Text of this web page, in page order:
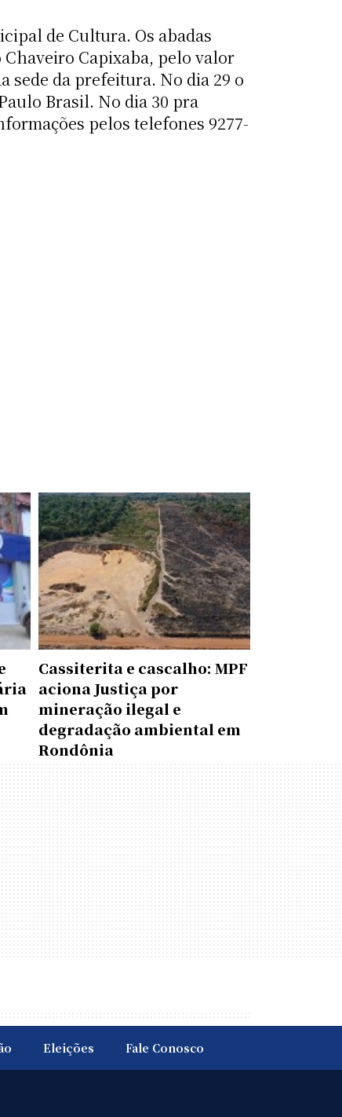
de Cultura. Os abadas
Capixaba, pelo valor
sede da prefeitura. No dia 29 o
Brasil. No dia 30 pra
pelos telefones 9277-
Cassiterita e cascalho: MPF
aciona Justiça por
mineração ilegal e
degradação ambiental em
Rondônia
Eleições Fale Conosco